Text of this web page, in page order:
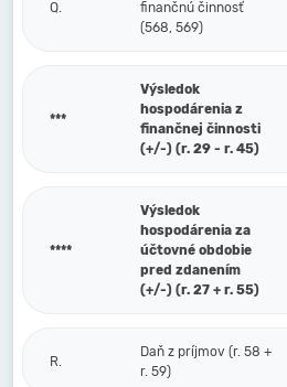
Q.
finančnú činnosť
(568, 569)
***
Výsledok
hospodárenia z
finančnej činnosti
(+/-) (r. 29 - r. 45)
****
Výsledok
hospodárenia za
účtovné obdobie
pred zdanením
(+/-) (r. 27 + r. 55)
R.
Daň z príjmov (r. 58 +
r. 59)